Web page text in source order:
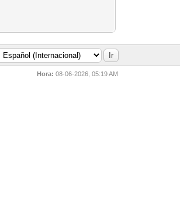
Hora: 08-06-2026, 05:19 AM